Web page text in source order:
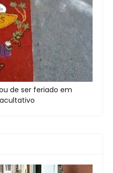
de ser feriado em